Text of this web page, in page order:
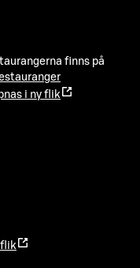
finns på
i ny flik
flik